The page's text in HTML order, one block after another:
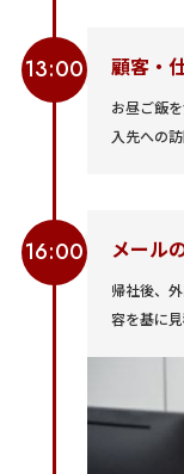
13:00 顧客・
お昼ご飯
入先への
16:00 メール
帰社後、
容を基に